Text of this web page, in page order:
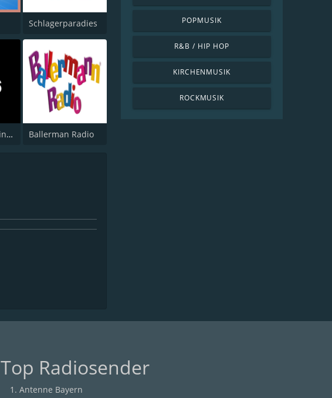
Schlagerparadies
104.6 RTL Berlins Hitradio Ballerman Radio
POPMUSIK
R&B / HIP HOP
KIRCHENMUSIK
ROCKMUSIK
Top Radiosender
Antenne Bayern